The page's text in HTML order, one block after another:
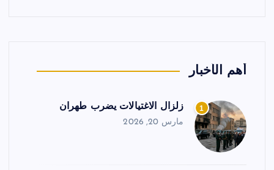
أهم الأخبار
1 زلزال الاغتيالات يضرب طهران
مارس 20, 2026